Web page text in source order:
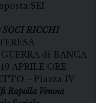
RICCHI
di BANCA
APRILE ORE
– Piazza IV
Rapolla Venosa